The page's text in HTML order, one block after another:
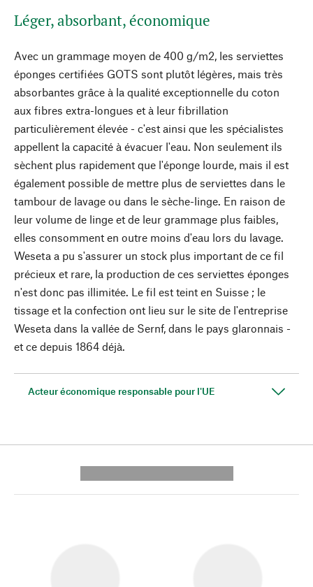
Léger, absorbant, économique
Avec un grammage moyen de 400 g/m2, les serviettes
éponges certifiées GOTS sont plutôt légères, mais très
absorbantes grâce à la qualité exceptionnelle du coton
aux fibres extra-longues et à leur fibrillation
particulièrement élevée - c'est ainsi que les spécialistes
appellent la capacité à évacuer l'eau. Non seulement ils
sèchent plus rapidement que l'éponge lourde, mais il est
également possible de mettre plus de serviettes dans le
tambour de lavage ou dans le sèche-linge. En raison de
leur volume de linge et de leur grammage plus faibles,
elles consomment en outre moins d'eau lors du lavage.
Weseta a pu s'assurer un stock plus important de ce fil
précieux et rare, la production de ces serviettes éponges
n'est donc pas illimitée. Le fil est teint en Suisse ; le
tissage et la confection ont lieu sur le site de l'entreprise
Weseta dans la vallée de Sernf, dans le pays glaronnais -
et ce depuis 1864 déjà.
Acteur économique responsable pour l'UE